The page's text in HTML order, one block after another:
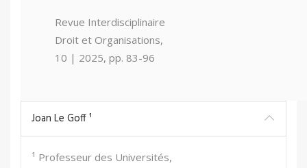
Revue Interdisciplinaire
Droit et Organisations,
10 | 2025, pp. 83-96
Joan Le Goff ¹
¹ Professeur des Universités,